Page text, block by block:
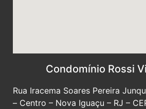
Condomínio Rossi
Rua Iracema Soares Pereira
– Centro – Nova Iguaçu – RJ –